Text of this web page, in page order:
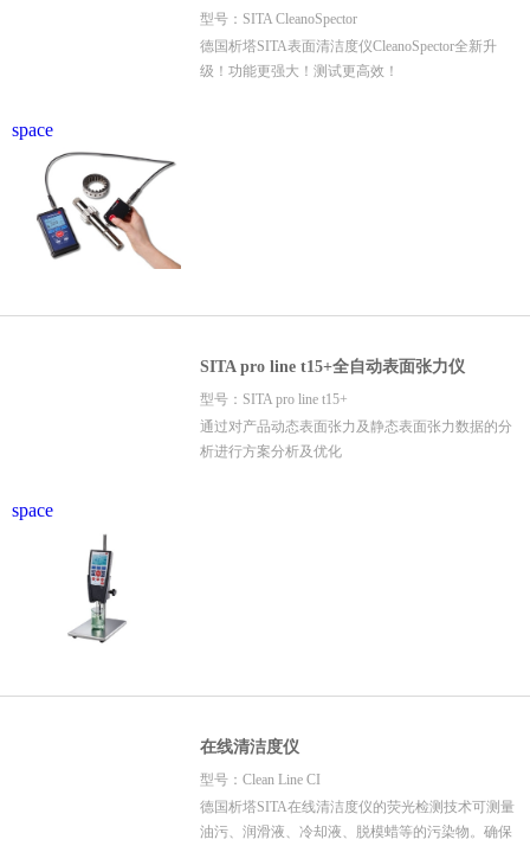
space
型号：SITA CleanoSpector
德国析塔SITA表面清洁度仪CleanoSpector全新升
级！功能更强大！测试更高效！
space
SITA pro line t15+全自动表面张力仪
型号：SITA pro line t15+
通过对产品动态表面张力及静态表面张力数据的分
析进行方案分析及优化
在线清洁度仪
型号：Clean Line CI
德国析塔SITA在线清洁度仪的荧光检测技术可测量
油污、润滑液、冷却液、脱模蜡等的污染物。确保